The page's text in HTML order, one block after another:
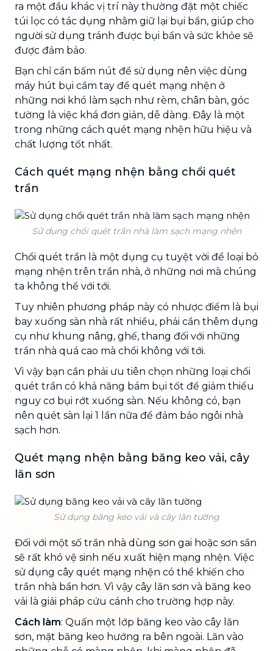
ra một đầu khác vị trí này thường đặt một chiếc
túi lọc có tác dụng nhằm giữ lại bụi bẩn, giúp cho
người sử dụng tránh được bụi bẩn và sức khỏe sẽ
được đảm bảo.
Bạn chỉ cần bấm nút để sử dụng nên việc dùng
máy hút bụi cầm tay để quét mạng nhện ở
những nơi khó làm sạch như rèm, chân bàn, góc
tường là việc khá đơn giản, dễ dàng. Đây là một
trong những cách quét mạng nhện hữu hiệu và
chất lượng tốt nhất.
Cách quét mạng nhện bằng chổi quét
trần
Sử dụng chổi quét trần nhà làm sạch mạng nhện
Chổi quét trần là một dụng cụ tuyệt vời để loại bỏ
mạng nhện trên trần nhà, ở những nơi mà chúng
ta không thể với tới.
Tuy nhiên phương pháp này có nhược điểm là bụi
bay xuống sàn nhà rất nhiều, phải cần thêm dụng
cụ như khung nâng, ghế, thang đối với những
trần nhà quá cao mà chổi không với tới.
Vì vậy bạn cần phải ưu tiên chọn những loại chổi
quét trần có khả năng bám bụi tốt để giảm thiểu
nguy cơ bụi rớt xuống sàn. Nếu không có, bạn
nên quét sàn lại 1 lần nữa để đảm bảo ngôi nhà
sạch hơn.
Quét mạng nhện bằng băng keo vải, cây
lăn sơn
Sử dụng băng keo vải và cây lăn tường
Đối với một số trần nhà dùng sơn gai hoặc sơn sần
sẽ rất khó vệ sinh nếu xuất hiện mạng nhện. Việc
sử dụng cây quét mạng nhện có thể khiến cho
trần nhà bẩn hơn. Vì vậy cây lăn sơn và băng keo
vải là giải pháp cứu cánh cho trường hợp này.
Cách làm: Quấn một lớp băng keo vào cây lăn
sơn, mặt băng keo hướng ra bên ngoài. Lăn vào